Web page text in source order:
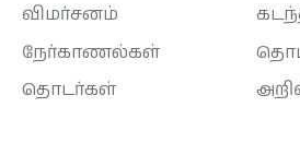
விமர்சனம்
நேர்காணல்கள்
தொடர்கள்